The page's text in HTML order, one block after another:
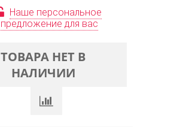
Наше персональное
предложение для вас
ТОВАРА НЕТ В
НАЛИЧИИ